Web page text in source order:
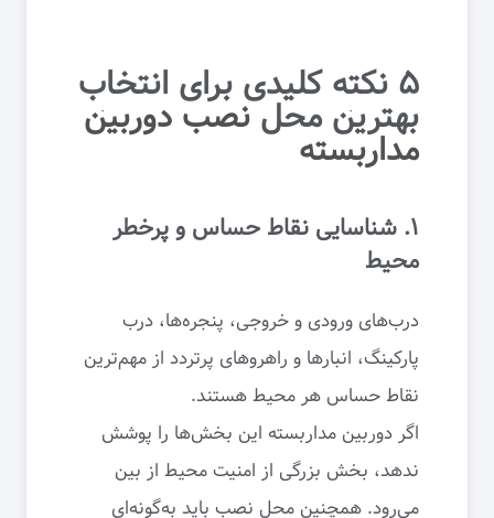
۵ نکته کلیدی برای انتخاب
بهترین محلنصب دوربین
مداربسته
۱. شناسایی نقاط حساس و پرخطر
محیط
درب‌های ورودی و خروجی، پنجره‌ها، درب
پارکینگ، انبارها و راهروهای پرتردد از مهم‌ترین
نقاط حساس هر محیط هستند.
اگر دوربین مداربسته این بخش‌ها را پوشش
ندهد، بخش بزرگی از امنیت محیط از بین
می‌رود. همچنین محل نصب باید به‌گونه‌ای